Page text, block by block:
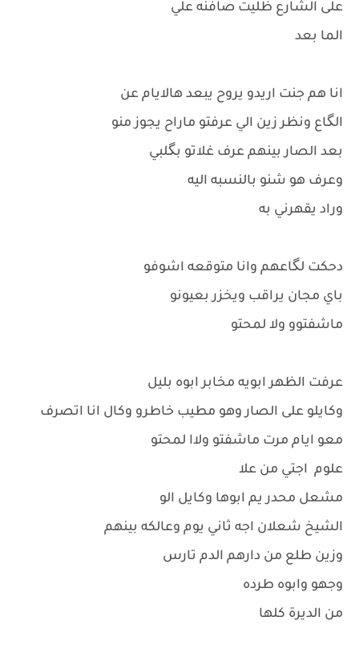
على الشارع ظليت صافنه علي
الما بعد
انا هم جنت اريدو يروح يبعد هالايام عن
الگاع ونظر زين الي عرفتو ماراح يجوز منو
بعد الصار بينهم عرف غلاتو بگلبي
وعرف هو شنو بالنسبه اليه
وراد يقهرني به
دحكت لگاعهم وانا متوقعه اشوفو
باي مجان يراقب ويخزر بعيونو
ماشفتوو ولا لمحتو
عرفت الظهر ابويه مخابر ابوه بليل
وكايلو على الصار وهو مطيب خاطرو وكال انا اتصرف
معو ايام مرت ماشفتو ولاا لمحتو
علوم اجتي من علا
مشعل محدر يم ابوها وكايل الو
الشيخ شعلان اجه ثاني يوم وعالكه بينهم
وزين طلع من دارهم الدم تارس
وجهو وابوه طرده
من الديرة كلها